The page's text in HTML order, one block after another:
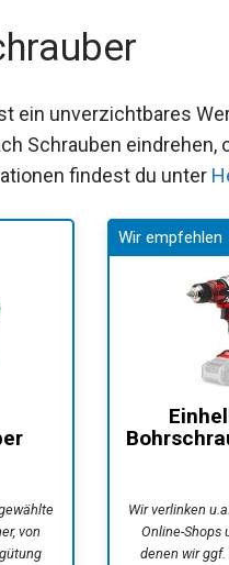
ein unverzichtbares
Schrauben eindrehen,
findest du unter
von
Wir verlinken
Online-Shops
denen wir